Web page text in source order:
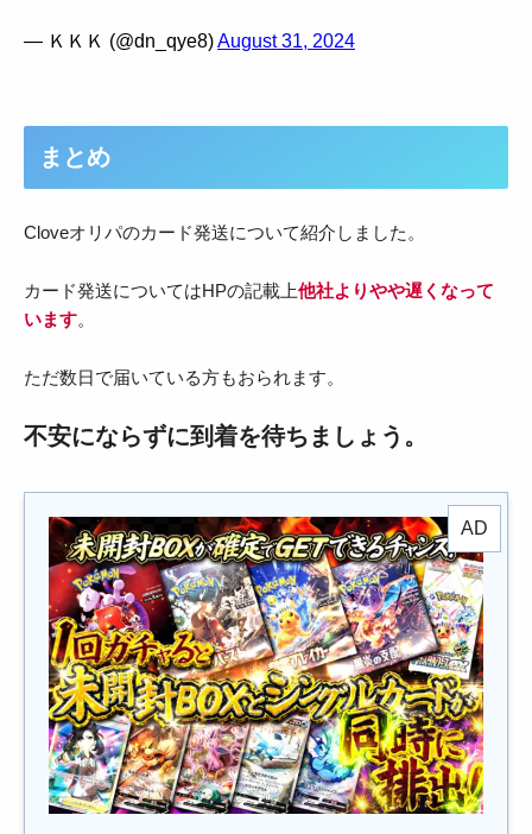
— ＫＫＫ (@dn_qye8)August 31, 2024
まとめ
Cloveオリパのカード発送について紹介しました。
カード発送についてはHPの記載上他社よりやや遅くなって
います。
ただ数日で届いている方もおられます。
不安にならずに到着を待ちましょう。